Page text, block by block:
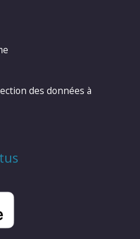
des données à